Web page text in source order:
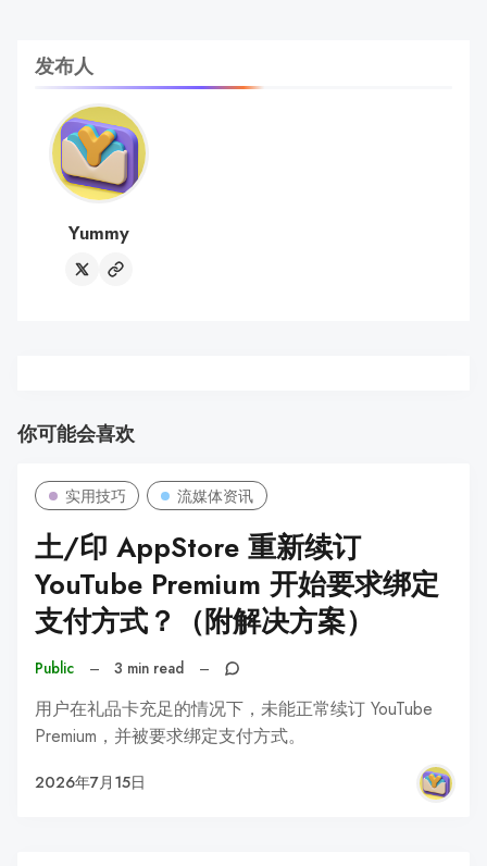
发布人
Yummy
你可能会喜欢
实用技巧 流媒体资讯
土/印 AppStore 重新续订
YouTube Premium 开始要求绑定
支付方式？（附解决方案）
Public – 3 min read –
用户在礼品卡充足的情况下，未能正常续订 YouTube
Premium，并被要求绑定支付方式。
2026年7月15日